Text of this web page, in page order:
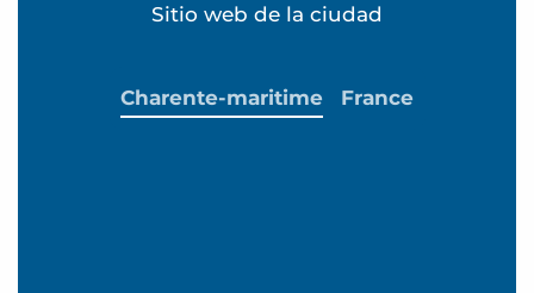
Sitio web de la ciudad
Charente-maritime France